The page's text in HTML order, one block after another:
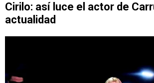
Cirilo: así luce el actor de
actualidad